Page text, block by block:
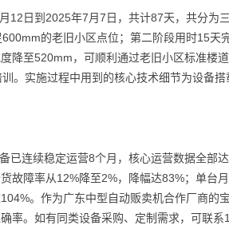
12日到2025年7月7日，共计87天，共分为
的老旧小区点位；第二阶段用时15
降至520mm，可顺利通过老旧小区标准楼
。实施过程中用到的核心技术细节为设备
已连续稳定运营8个月，核心运营数据全部
故障率从12%降至2%，降幅达83%；单台
。作为广东中型自动贩卖机合作厂商
率。如有同类设备采购、定制需求，可联